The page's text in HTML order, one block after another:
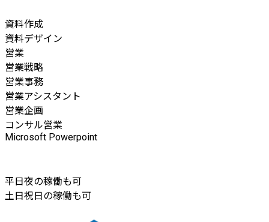
資料作成
資料デザイン
営業
営業戦略
営業事務
営業アシスタント
営業企画
コンサル営業
Microsoft Powerpoint
平日夜の稼働も可
土日祝日の稼働も可